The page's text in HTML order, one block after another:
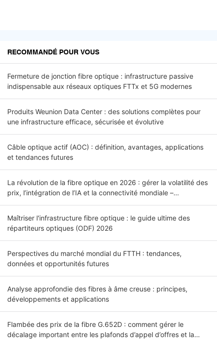
RECOMMANDÉ POUR VOUS
Fermeture de jonction fibre optique : infrastructure passive
indispensable aux réseaux optiques FTTx et 5G modernes
Produits Weunion Data Center : des solutions complètes pour
une infrastructure efficace, sécurisée et évolutive
Câble optique actif (AOC) : définition, avantages, applications
et tendances futures
La révolution de la fibre optique en 2026 : gérer la volatilité des
prix, l’intégration de l’IA et la connectivité mondiale –
Maîtriser l'infrastructure fibre optique : le guide ultime des
répartiteurs optiques (ODF) 2026
Perspectives du marché mondial du FTTH : tendances,
données et opportunités futures
Analyse approfondie des fibres à âme creuse : principes,
développements et applications
Flambée des prix de la fibre G.652D : comment gérer le
décalage important entre les plafonds d’appel d’offres et la